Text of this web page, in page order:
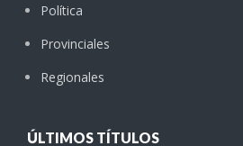
Política
Provinciales
Regionales
ÚLTIMOS TÍTULOS